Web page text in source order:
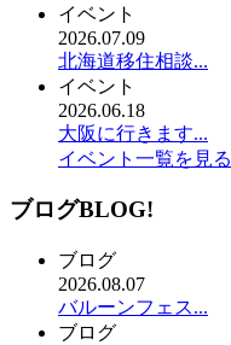
イベント
2026.07.09
北海道移住相談...
イベント
2026.06.18
大阪に行きます...
イベント一覧を見る
ブログBLOG!
ブログ
2026.08.07
バルーンフェス...
ブログ